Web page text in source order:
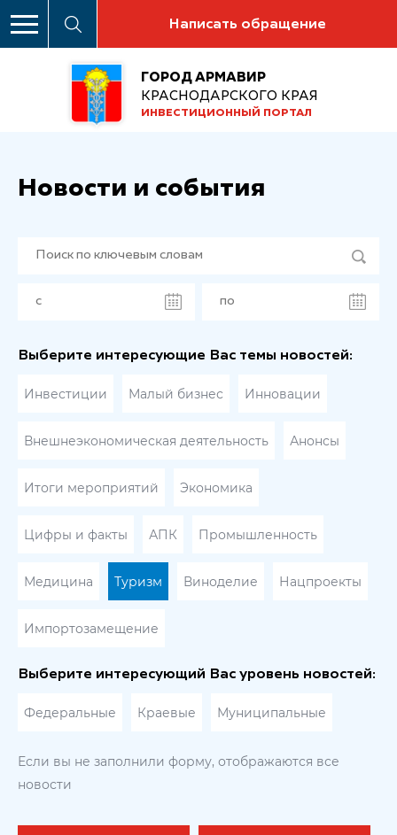
Написать обращение
ГОРОД АРМАВИР
КРАСНОДАРСКОГО КРАЯ
ИНВЕСТИЦИОННЫЙ ПОРТАЛ
Новости и события
Выберите интересующие Вас темы новостей:
Инвестиции Малый бизнес Инновации
Внешнеэкономическая деятельность Анонсы
Итоги мероприятий Экономика
Цифры и факты АПК Промышленность
Медицина Туризм Виноделие Нацпроекты
Импортозамещение
Выберите интересующий Вас уровень новостей:
Федеральные Краевые Муниципальные
Если вы не заполнили форму, отображаются все
новости